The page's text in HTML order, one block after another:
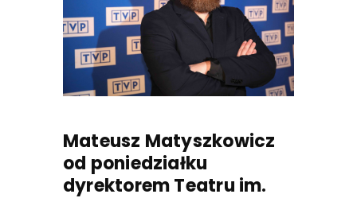
Mateusz Matyszkowicz
od poniedziałku
dyrektorem Teatru im.